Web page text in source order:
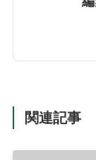
関連記事